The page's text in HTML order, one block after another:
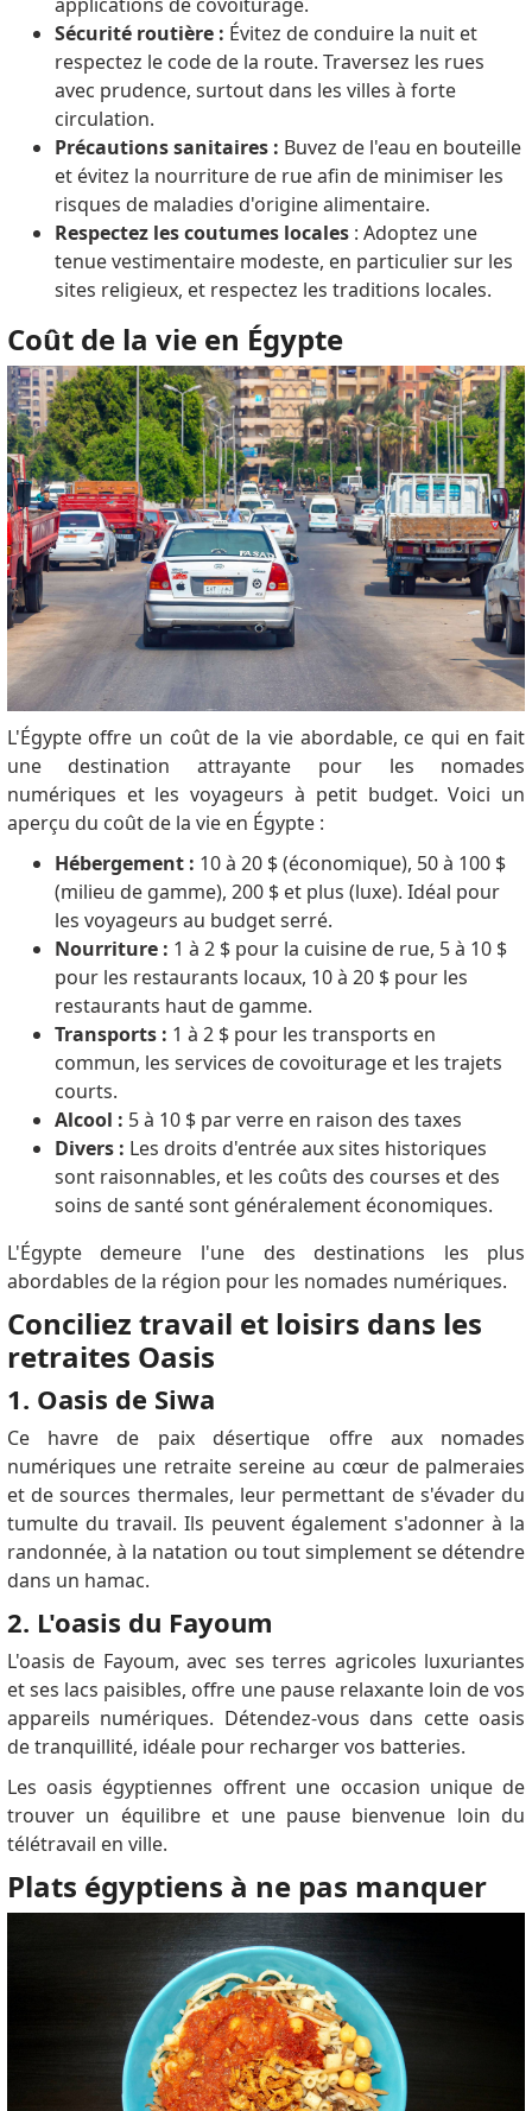
Sécurité routière : Évitez de conduire la nuit et
respectez le code de la route. Traversez les rues
avec prudence, surtout dans les villes à forte
circulation.
Précautions sanitaires : Buvez de l'eau en bouteille
et évitez la nourriture de rue afin de minimiser les
risques de maladies d'origine alimentaire.
Respectez les coutumes locales: Adoptez une
tenue vestimentaire modeste, en particulier sur les
sites religieux, et respectez les traditions locales.
Coût de la vie en Égypte
L'Égypte offre un coût de la vie abordable, ce qui en fait
une destination attrayante pour les nomades
numériques et les voyageurs à petit budget. Voici un
aperçu du coût de la vie en Égypte :
Hébergement : 10 à 20 $ (économique), 50 à 100 $
(milieu de gamme), 200 $ et plus (luxe). Idéal pour
les voyageurs au budget serré.
Nourriture : 1 à 2 $ pour la cuisine de rue, 5 à 10 $
pour les restaurants locaux, 10 à 20 $ pour les
restaurants haut de gamme.
Transports : 1 à 2 $ pour les transports en
commun, les services de covoiturage et les trajets
courts.
Alcool : 5 à 10 $ par verre en raison des taxes
Divers : Les droits d'entrée aux sites historiques
sont raisonnables, et les coûts des courses et des
soins de santé sont généralement économiques.
L'Égypte demeure l'une des destinations les plus
abordables de la région pour les nomades numériques.
Conciliez travail et loisirs dans les
retraites Oasis
1. Oasis de Siwa
Ce havre de paix désertique offre aux nomades
numériques une retraite sereine au cœur de palmeraies
et de sources thermales, leur permettant de s'évader du
tumulte du travail. Ils peuvent également s'adonner à la
randonnée, à la natation ou tout simplement se détendre
dans un hamac.
2. L'oasis du Fayoum
L'oasis de Fayoum, avec ses terres agricoles luxuriantes
et ses lacs paisibles, offre une pause relaxante loin de vos
appareils numériques. Détendez-vous dans cette oasis
de tranquillité, idéale pour recharger vos batteries.
Les oasis égyptiennes offrent une occasion unique de
trouver un équilibre et une pause bienvenue loin du
télétravail en ville.
Plats égyptiens à ne pas manquer